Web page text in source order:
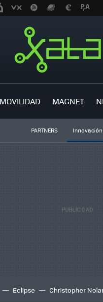
MOVILIDAD MAGNET
PARTNERS Innovación
Eclipse Christopher